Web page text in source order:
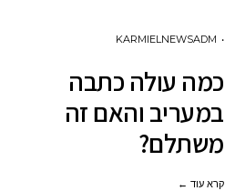
והאם
KARMIELNEWSADM
כמה עולה כתבה
במעריב והאם זה
משתלם?
קרא עוד ←